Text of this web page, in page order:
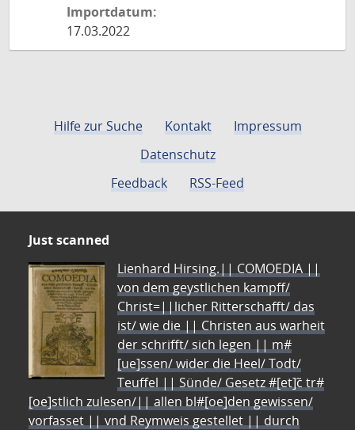
Importdatum:
17.03.2022
Hilfe zur Suche Kontakt
Impressum
Datenschutz
Feedback
RSS-Feed
Just scanned
Lienhard Hirsing.|| COMOEDIA ||
von dem geystlichen kampff/
Christ=||licher Ritterschafft/ das
ist/ wie die || Christen aus warheit
der schrifft/ sich legen || m#
[ue]ssen/ wider die Heel/ Todt/
Teuffel || Sünde/ Gesetz #[et]c̃ tr#
[oe]stlich zulesen/|| allen bl#[oe]den gewissen/
vorfasset || vnd Reymweis gestellet || durch